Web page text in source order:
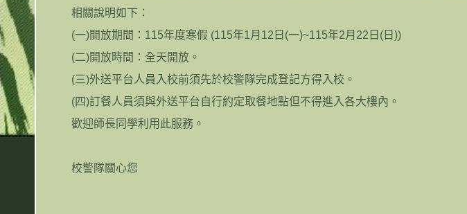
相關說明如下：
(一)開放期間：115年度寒假 (115年1月12日(一)~115年2月22日(日))
(二)開放時間：全天開放。
(三)外送平台人員入校前須先於校警隊完成登記方得入校。
(四)訂餐人員須與外送平台自行約定取餐地點但不得進入各大樓內。
歡迎師長同學利用此服務。
校警隊關心您